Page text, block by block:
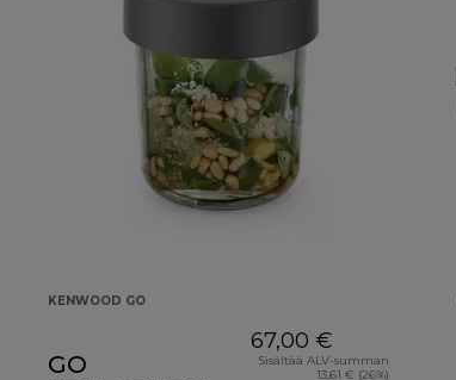
KENWOOD GO
GO
67,00 €
Sisältää ALV-summan
13,61 € (26%)